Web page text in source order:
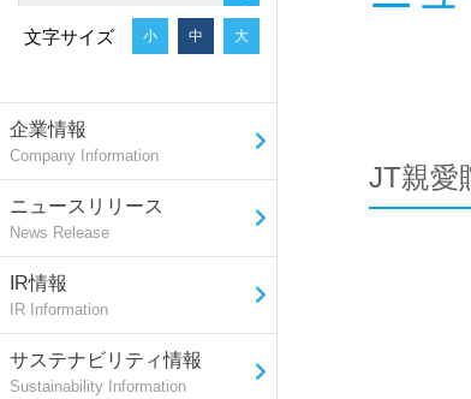
文字サイズ 小 中 大
企業情報
Company Information
ニュースリリース
News Release
IR情報
IR Information
サステナビリティ情報
Sustainability Information
JT親愛